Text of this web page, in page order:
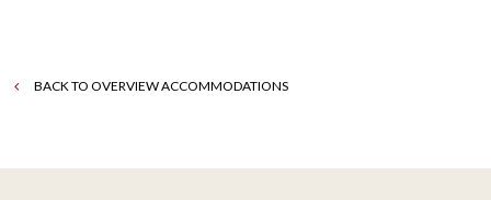
BACK TO OVERVIEW ACCOMMODATIONS